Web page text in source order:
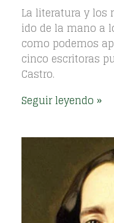
La literatura y los
ido de la mano a
como podemos
cinco escritoras
Castro.
Seguir leyendo